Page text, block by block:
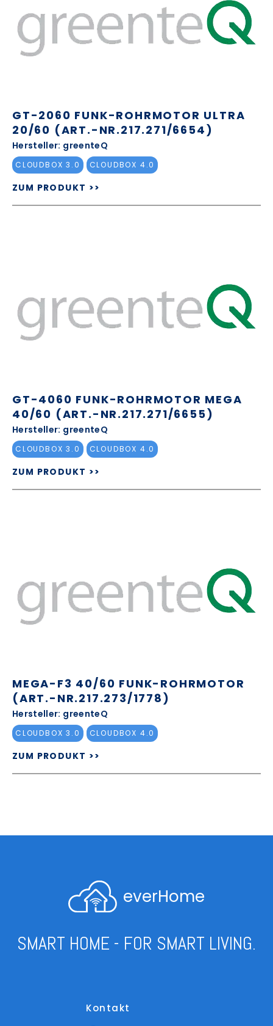
GT-2060 FUNK-ROHRMOTOR ULTRA
20/60 (ART.-NR.217.271/6654)
Hersteller: greenteQ
CLOUDBOX 3.0 CLOUDBOX 4.0
ZUM PRODUKT >>
GT-4060 FUNK-ROHRMOTOR MEGA
40/60 (ART.-NR.217.271/6655)
Hersteller: greenteQ
CLOUDBOX 3.0 CLOUDBOX 4.0
ZUM PRODUKT >>
MEGA-F3 40/60 FUNK-ROHRMOTOR
(ART.-NR.217.273/1778)
Hersteller: greenteQ
CLOUDBOX 3.0 CLOUDBOX 4.0
ZUM PRODUKT >>
everHome
SMART HOME - FOR SMART LIVING.
Kontakt